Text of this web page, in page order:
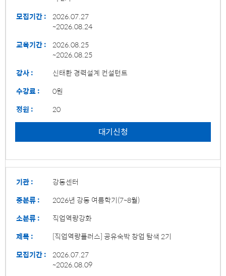
모집기간 : 2026.07.27
~2026.08.24
교육기간 : 2026.08.25
~2026.08.25
강사 :
신태환 경력설계 컨설턴트
수강료 :
0원
정원 :
20
대기신청
기관 :
강동센터
중분류 :
2026년 강동 여름학기(7~8월)
소분류 :
직업역량강화
제목 :
[직업역량플러스] 공유숙박 창업 탐색 2기
모집기간 : 2026.07.27
~2026.08.09